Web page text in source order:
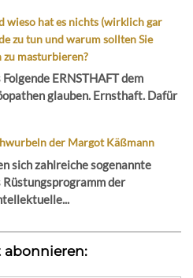
wieso hat es nichts (wirklich gar
zu tun und warum sollten Sie
zu masturbieren?
ERNSTHAFT dem
glauben. Ernsthaft. Dafür
der Margot Käßmann
sich zahlreiche sogenannte
Rüstungsprogramm der
abonnieren: